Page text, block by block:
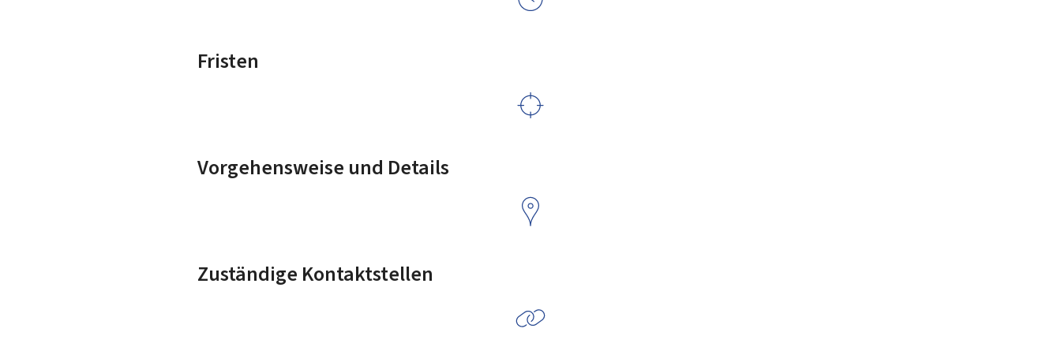
Fristen
Vorgehensweise und Details
Zuständige Kontaktstellen